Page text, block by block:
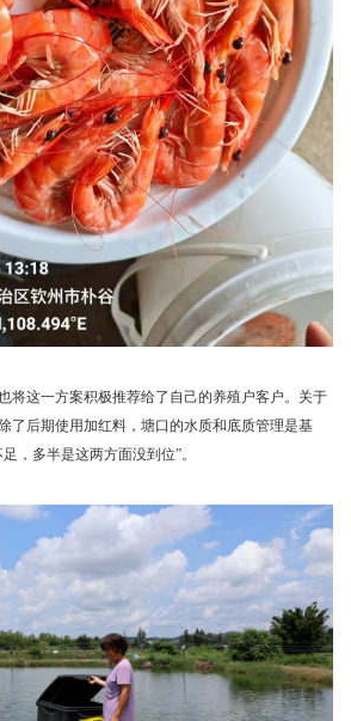
将这一方案积极推荐给了自己的养殖户客户。关于
了后期使用加红料，塘口的水质和底质管理是基
，多半是这两方面没到位”。